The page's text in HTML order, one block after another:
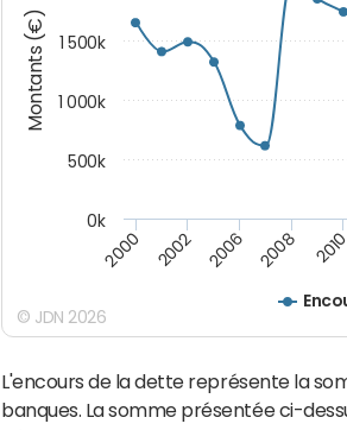
Montants (€)
2000 2002 2006 2008 2010
0k
500k
1 000k
1 500k
© JDN 2026
L'encours de la dette représente la
banques. La somme présentée ci-